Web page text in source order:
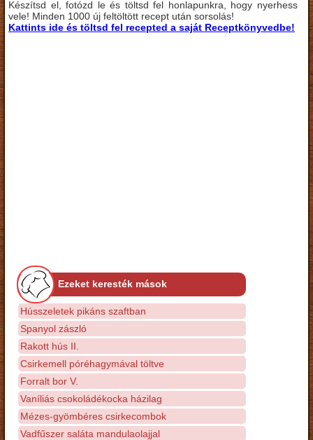
Készítsd el, fotózd le és töltsd fel honlapunkra, hogy nyerhess
vele! Minden 1000 új feltöltött recept után sorsolás!
Kattints ide és töltsd fel recepted a saját Receptkönyvedbe!
Ezeket keresték mások
Hússzeletek pikáns szaftban
Spanyol zászló
Rakott hús II.
Csirkemell póréhagymával töltve
Forralt bor V.
Vaníliás csokoládékocka házilag
Mézes-gyömbéres csirkecombok
Vadfűszer saláta mandulaolajjal